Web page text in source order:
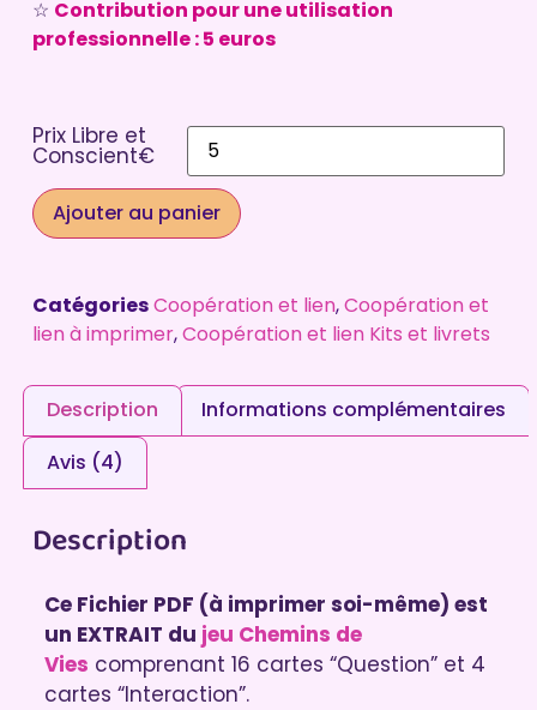
☆ Contribution pour une utilisation
professionnelle : 5 euros
Prix Libre et
Conscient€
Ajouter au panier
CatégoriesCoopération et lien,Coopération et
lien à imprimer,Coopération et lien Kits et livrets
Description
Informations complémentaires
Avis (4)
Description
Ce Fichier PDF (à imprimer soi-même) est
un EXTRAIT du jeu Chemins de
Vies comprenant 16 cartes “Question” et 4
cartes “Interaction”.